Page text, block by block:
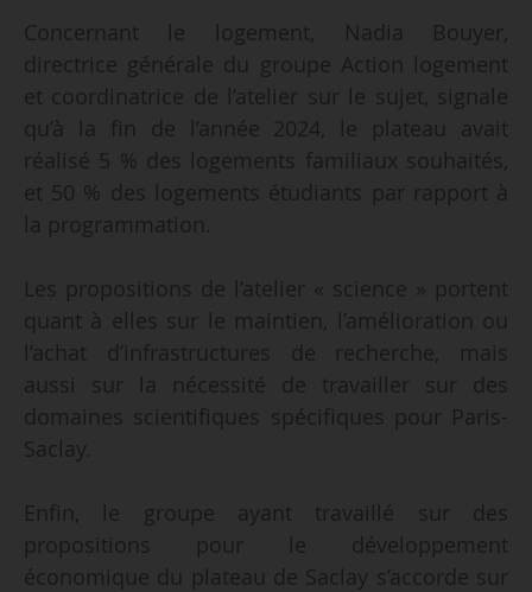
Concernant le logement, Nadia Bouyer,
directrice générale du groupe Action logement
et coordinatrice de l’atelier sur le sujet, signale
qu’à la fin de l’année 2024, le plateau avait
réalisé 5 % des logements familiaux souhaités,
et 50 % des logements étudiants par rapport à
la programmation.
Les propositions de l’atelier « science » portent
quant à elles sur le maintien, l’amélioration ou
l’achat d’infrastructures de recherche, mais
aussi sur la nécessité de travailler sur des
domaines scientifiques spécifiques pour Paris-
Saclay.
Enfin, le groupe ayant travaillé sur des
propositions pour le développement
économique du plateau de Saclay s’accorde sur